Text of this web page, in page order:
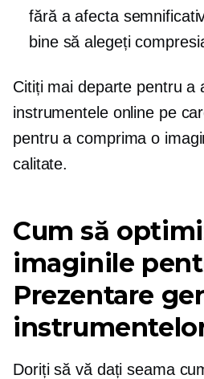
fără a afecta
bine să alegeți
Citiți mai departe pentru a
instrumentele online pe
pentru a comprima o
calitate.
Cum să
imaginile
Prezentare
Doriți să vă dați seama